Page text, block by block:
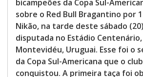
bicampeões da Copa Sul-
sobre o Red Bull Bragantino por
Nikão, na tarde deste sábado
disputada no Estádio
Montevidéu, Uruguai. Esse foi o
da Copa Sul-Americana que o
conquistou. A primeira taça foi